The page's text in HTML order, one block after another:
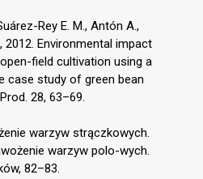
Rey E. M., Antón A.,
2012. Environmental impact
field cultivation using a
case study of green bean
28, 63–69.
warzyw strączkowych.
warzyw polo-wych.
82–83.